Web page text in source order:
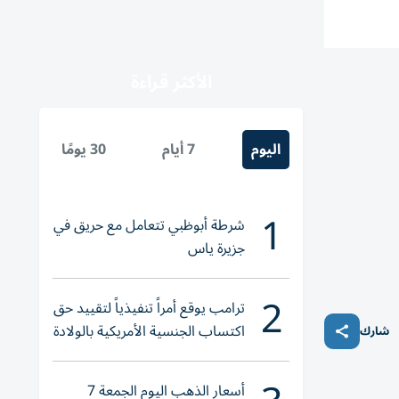
شارك
اليوم 7 أيام 30 يومًا
1 شرطة أبوظبي تتعامل مع حريق في
جزيرة ياس
2 ترامب يوقع أمراً تنفيذياً لتقييد حق
اكتساب الجنسية الأمريكية بالولادة
أسعار الذهب اليوم الجمعة 7